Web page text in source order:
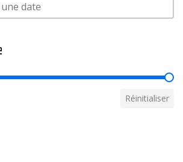
Réinitialiser